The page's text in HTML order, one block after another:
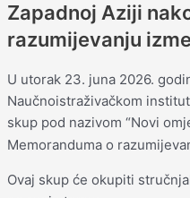
Zapadnoj Aziji
razumijevanju
U utorak 23. juna 2026.
Naučnoistraživačkom
skup pod nazivom “Novi
Memoranduma o
Ovaj skup će okupiti